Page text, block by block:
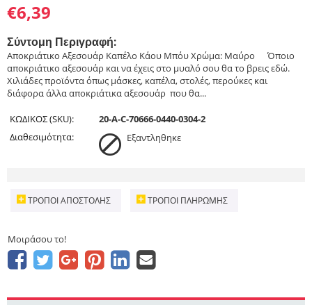
€6,39
Σύντομη Περιγραφή:
Αποκριάτικο Αξεσουάρ Καπέλο Κάου Μπόυ Χρώμα: Μαύρο ​ ​ ​ ​ Όποιο
αποκριάτικο αξεσουάρ και να έχεις στο μυαλό σου θα το βρεις εδώ.
Χιλιάδες προϊόντα όπως μάσκες, καπέλα, στολές, περούκες και
διάφορα άλλα αποκριάτικα αξεσουάρ που θα...
ΚΩΔΙΚΟΣ (SKU):
20-A-C-70666-0440-0304-2
Διαθεσιμότητα:
Εξαντληθηκε
ΤΡΌΠΟΙ ΑΠΟΣΤΟΛΉΣ ΤΡΌΠΟΙ ΠΛΗΡΩΜΉΣ
Μοιράσου το!